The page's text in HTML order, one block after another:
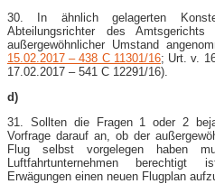
30. In ähnlich gelagerten
Abteilungsrichter des
außergewöhnlicher Umstand
15.02.2017 – 438 C 11301/16; Urt. v.
17.02.2017 – 541 C 12291/16).
d)
31. Sollten die Fragen 1 oder 2
Vorfrage darauf an, ob der
Flug selbst vorgelegen haben
Luftfahrtunternehmen berechtigt
Erwägungen einen neuen Flugplan